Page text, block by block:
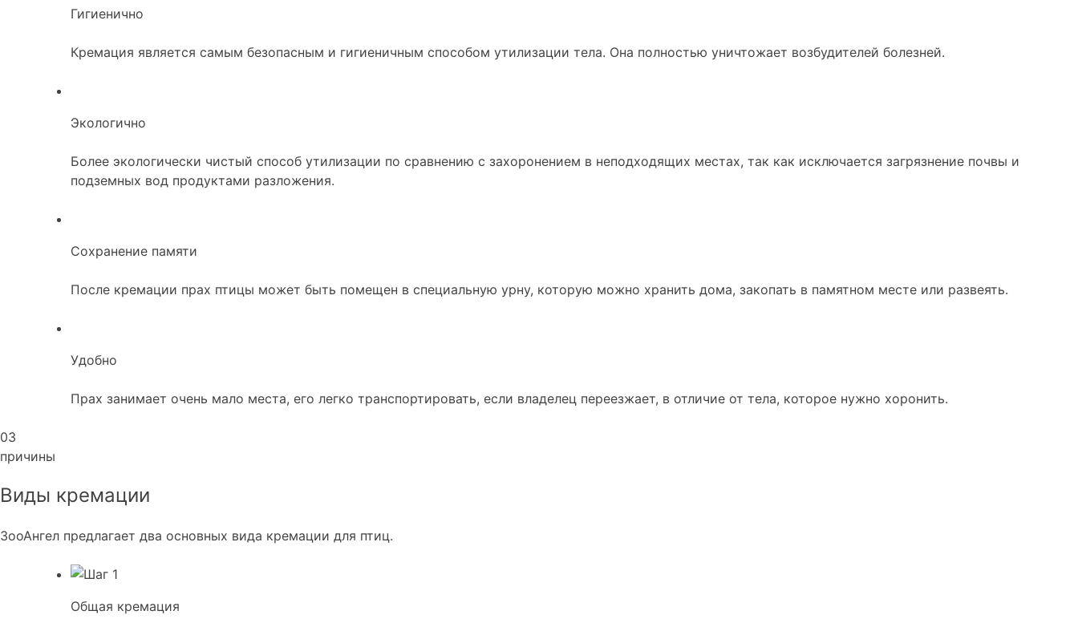
Гигиенично
Кремация является самым безопасным и гигиеничным способом утилизации тела. Она полностью уничтожает возбудителей болезней.
Экологично
Более экологически чистый способ утилизации по сравнению с захоронением в неподходящих местах, так как исключается загрязнение почвы и
подземных вод продуктами разложения.
Сохранение памяти
После кремации прах птицы может быть помещен в специальную урну, которую можно хранить дома, закопать в памятном месте или развеять.
Удобно
Прах занимает очень мало места, его легко транспортировать, если владелец переезжает, в отличие от тела, которое нужно хоронить.
03
причины
Виды кремации
ЗооАнгел предлагает два основных вида кремации для птиц.
Общая кремация